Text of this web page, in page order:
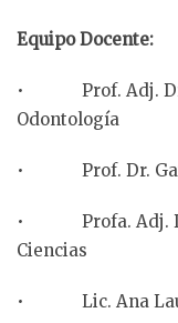
Equipo Docente:
• Prof. Adj. Dr.
Odontología
• Prof. Dr.
• Profa. Adj.
Ciencias
• Lic. Ana Laura